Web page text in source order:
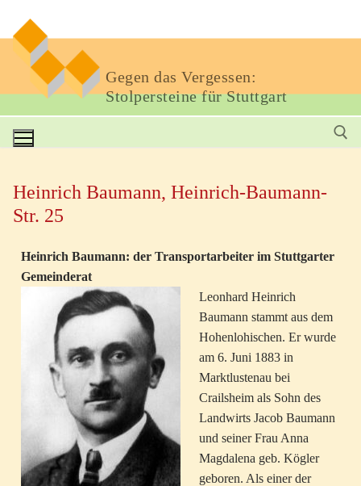
Gegen das Vergessen:
Stolpersteine für Stuttgart
Heinrich Baumann, Heinrich-Baumann-
Str. 25
Heinrich Baumann: der Transportarbeiter im Stuttgarter
Gemeinderat
Leonhard Heinrich
Baumann stammt aus dem
Hohenlohischen. Er wurde
am 6. Juni 1883 in
Marktlustenau bei
Crailsheim als Sohn des
Landwirts Jacob Baumann
und seiner Frau Anna
Magdalena geb. Kögler
geboren. Als einer der